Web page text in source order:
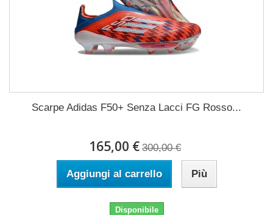
Scarpe Adidas F50+ Senza Lacci FG Rosso...
165,00 € 300,00 €
Aggiungi al carrello Più
Disponibile